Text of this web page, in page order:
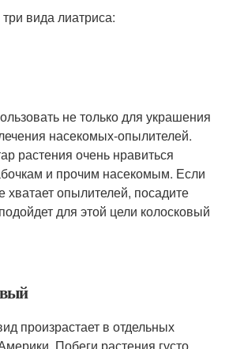
вида лиатриса:
не только для украшения
насекомых-опылителей.
растения очень нравиться
и прочим насекомым. Если
хватает опылителей, посадите
для этой цели колосковый
произрастает в отдельных